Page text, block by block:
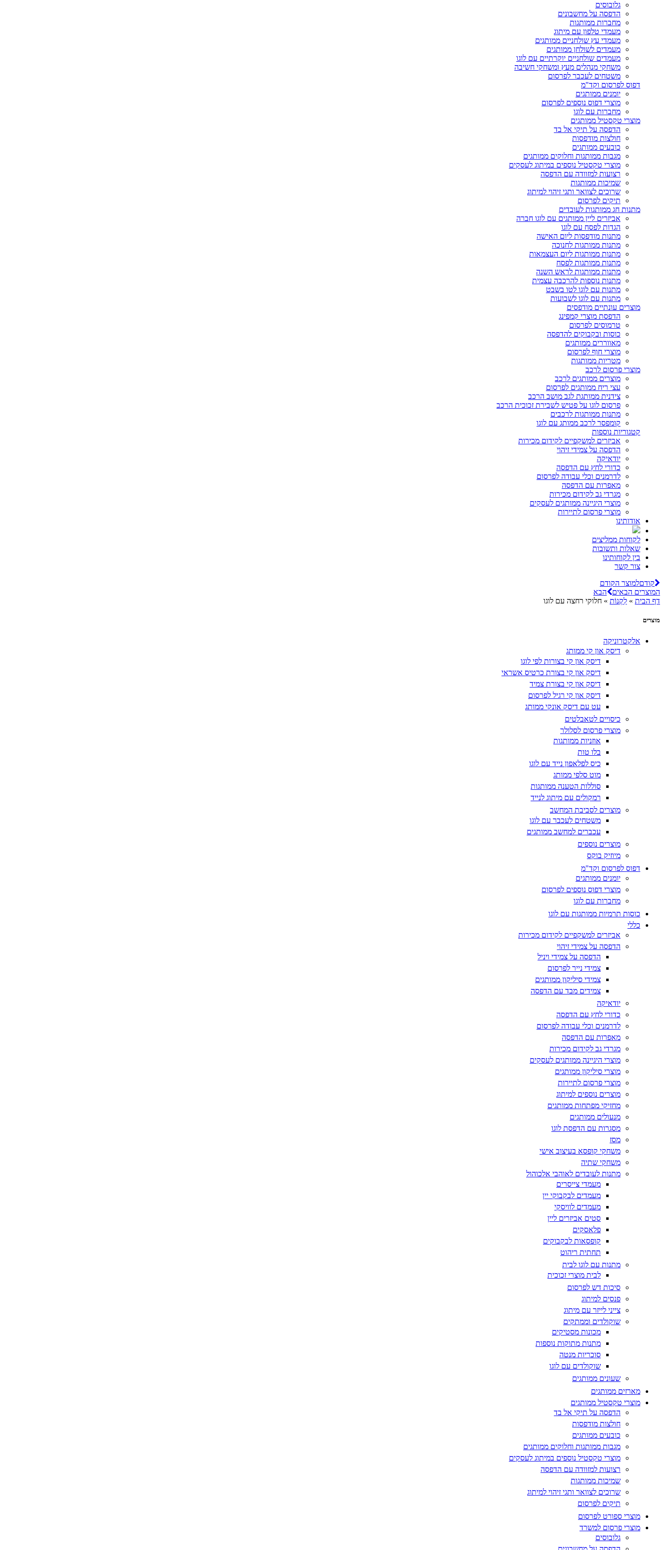
גלובוסים
הדפסה על מחשבונים
מחברות ממותגות
מעמדי טלפון עם מיתוג
מעמדי עץ שולחניים ממותגים
מעמדים לשולחן ממותגים
מעמדים שולחניים יוקרתיים עם לוגו
משחקי מנהלים מעץ ומשחקי חשיבה
משטחים לעכבר לפרסום
דפוס לפרסום וקד"מ
יומנים ממותגים
מוצרי דפוס נוספים לפרסום
מחברות עם לוגו
מוצרי טקסטיל ממותגים
הדפסה על תיקי אל בד
חולצות מודפסות
כובעים ממותגים
מגבות ממותגות וחלוקים ממותגים
מוצרי טקסטיל נוספים במיתוג לעסקים
רצועות למזוודה עם הדפסה
שמיכות ממותגות
שרוכים לצוואר ותגי זיהוי למיתוג
תיקים לפרסום
מתנות חג ממותגות לעובדים
אביזרים ליין ממותגים עם לוגו חברה
הגדות לפסח עם לוגו
מתנות מודפסות ליום האישה
מתנות ממותגות לחנוכה
מתנות ממותגות ליום העצמאות
מתנות ממותגות לפסח
מתנות ממותגות לראש השנה
מתנות נוספות להרכבה עצמית
מתנות עם לוגו לטו בשבט
מתנות עם לוגו לשבועות
מוצרים עונתיים מודפסים
הדפסת מוצרי קמפינג
טרמוסים לפרסום
כוסות ובקבוקים להדפסה
מאווררים ממותגים
מוצרי חוף לפרסום
מטריות ממותגות
מוצרי פרסום לרכב
מוצרים ממותגים לרכב
עצי ריח ממותגים לפרסום
צידנית ממותגת לגב מושב הרכב
פרסום לוגו על פטיש לשבירת זכוכית הרכב
מתנות ממותגות לרכבים
קומפסר לרכב ממותג עם לוגו
קטגוריות נוספות
אביזרים למשקפיים לקידום מכירות
הדפסה על צמידי זיהוי
יודאיקה
כדורי לחץ עם הדפסה
לדרמנים וכלי עבודה לפרסום
מאפרות עם הדפסה
מגרדי גב לקידום מכירות
מוצרי היגיינה ממותגים לעסקים
מוצרי פרסום לתיירות
אודותינו
לקוחות ממליצים
שאלות ותשובות
בין לקוחותינו
צור קשר
קודםלמוצר הקודם
המוצרים הבאים
הבא
דף הבית » לִקְנוֹת » חלוקי רחצה עם לוגו
מוצרים
אלקטרוניקה
דיסק און קי ממותג
דיסק און קי בצורות לפי לוגו
דיסק און קי בצורת כרטיס אשראי
דיסק און קי בצורת צמיד
דיסק און קי רגיל לפרסום
עט עם דיסק אונקי ממותג
כיסויים לטאבלטים
מוצרי פרסום לסלולר
אוזניות ממותגות
בלו טות
כיס לפלאפון נייד עם לוגו
מוט סלפי ממותג
סוללות הטענה ממותגות
רמקולים עם מיתוג לנייד
מוצרים לסביבת המחשב
משטחים לעכבר עם לוגו
עכברים למחשב ממותגים
מוצרים נוספים
מיוזיק בוקס
דפוס לפרסום וקד"מ
יומנים ממותגים
מוצרי דפוס נוספים לפרסום
מחברות עם לוגו
כוסות תרמיות ממותגות עם לוגו
כללי
אביזרים למשקפיים לקידום מכירות
הדפסה על צמידי זיהוי
הדפסה על צמידי ויניל
צמידי נייר לפרסום
צמידי סיליקון ממותגים
צמידים מבד עם הדפסה
יודאיקה
כדורי לחץ עם הדפסה
לדרמנים וכלי עבודה לפרסום
מאפרות עם הדפסה
מגרדי גב לקידום מכירות
מוצרי היגיינה ממותגים לעסקים
מוצרי סיליקון ממותגים
מוצרי פרסום לתיירות
מוצרים נוספים למיתוג
מחזיקי מפתחות ממותגים
מנעולים ממותגים
מסגרות עם הדפסת לוגו
מסז
משחקי קופסא בעיצוב אישי
משחקי שתיה
מתנות לעובדים לאוהבי אלכוהול
מעמדי צייסרים
מעמדים לבקבוקי יין
מעמדים לוויסקי
סטים אביזרים ליין
פלאסקים
קופסאות לבקבוקים
תחתית ריהוט
מתנות עם לוגו לבית
לבית מוצרי זכוכית
סיכות דש לפרסום
פנסים למיתוג
צייני לייזר עם מיתוג
שוקולדים וממתקים
מכונות מסטיקים
מתנות מתוקות נוספות
סוכריות מנטה
שוקולדים עם לוגו
שעונים ממותגים
מארזים ממותגים
מוצרי טקסטיל ממותגים
הדפסה על תיקי אל בד
חולצות מודפסות
כובעים ממותגים
מגבות ממותגות וחלוקים ממותגים
מוצרי טקסטיל נוספים במיתוג לעסקים
רצועות למזוודה עם הדפסה
שמיכות ממותגות
שרוכים לצוואר ותגי זיהוי למיתוג
תיקים לפרסום
מוצרי ספורט לפרסום
מוצרי פרסום למשרד
גלובוסים